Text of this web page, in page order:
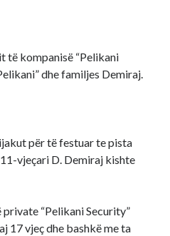
të kompanisë “Pelikani
dhe familjes Demiraj.
për të festuar te pista
vjeçari D. Demiraj kishte
“Pelikani Security”
17 vjeç dhe bashkë me ta